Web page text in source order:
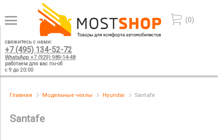
(0)
свяжитесь с нами:
+7 (495) 134-52-72
WhatsApp +7 (929) 989-14-48
работаем для вас пн-сб
с 9 до 20:00
Главная Модельные чехлы Hyundai Santafe
Santafe